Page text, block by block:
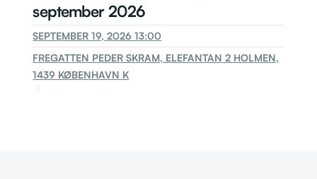
september 2026
SEPTEMBER 19, 2026 13:00
FREGATTEN PEDER SKRAM, ELEFANTAN 2 HOLMEN,
1439 KØBENHAVN K